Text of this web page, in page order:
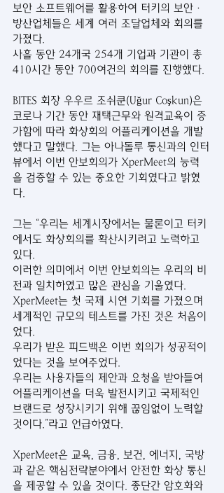
보안 소프트웨어를 활용하여 터키의 보안·
방산업체들은 세계 여러 조달업체와 회의를
가졌다.
사흘 동안 24개국 254개 기업과 기관이 총
410시간 동안 700여건의 회의를 진행했다.
BITES 회장 우우르 조쉬쿤(Uğur Coşkun)은
코로나 기간 동안 재택근무와 원격교육이 증
가함에 따라 화상회의 어플리케이션을 개발
했다고 말했다. 그는 아나돌루 통신과의 인터
뷰에서 이번 안보회의가 XperMeet의 능력
을 검증할 수 있는 중요한 기회였다고 밝혔
다.
그는 “우리는 세계시장에서는 물론이고 터키
에서도 화상회의를 확산시키려고 노력하고
있다.
이러한 의미에서 이번 안보회의는 우리의 비
전과 일치하였고 많은 관심을 기울였다.
XperMeet는 첫 국제 시연 기회를 가졌으며
세계적인 규모의 테스트를 가진 것은 처음이
었다.
우리가 받은 피드백은 이번 회의가 성공적이
었다는 것을 보여주었다.
우리는 사용자들의 제안과 요청을 받아들여
어플리케이션을 더욱 발전시키고 국제적인
브랜드로 성장시키기 위해 끊임없이 노력할
것이다.”라고 언급하였다.
XperMeet은 교육, 금융, 보건, 에너지, 국방
과 같은 핵심전략분야에서 안전한 화상 통신
을 제공할 수 있을 것이다. 종단간 암호화와